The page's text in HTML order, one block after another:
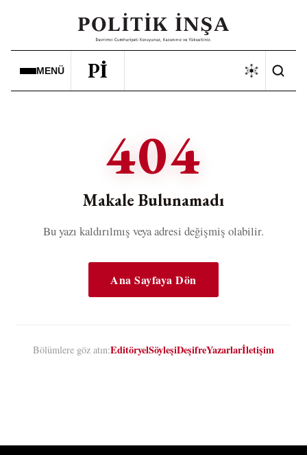
MENÜ Pİ
404
Makale Bulunamadı
Bu yazı kaldırılmış veya adresi değişmiş olabilir.
Ana Sayfaya Dön
Bölümlere göz atın:EditöryelSöyleşiDeşifreYazarlarİletişim